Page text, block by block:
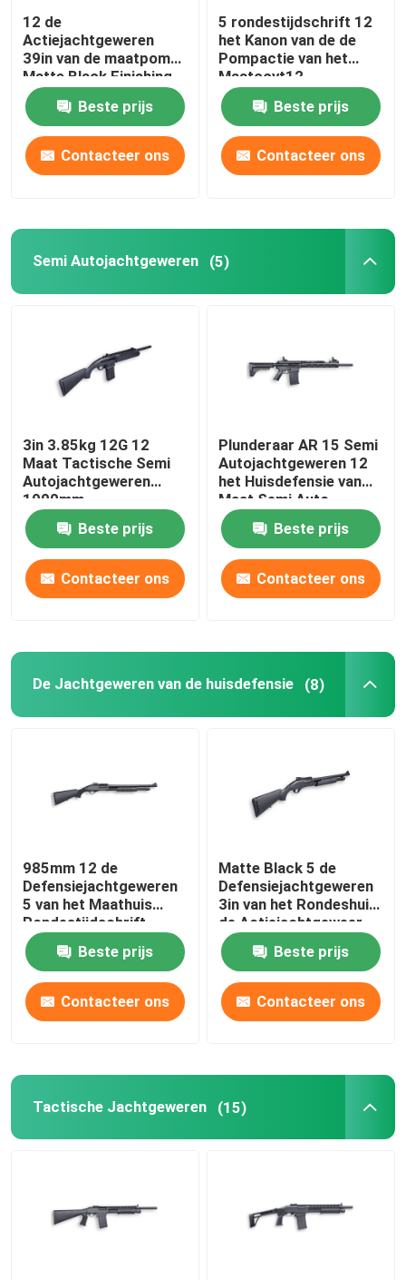
Producten
Fabriekstocht
Neem contact met ons op
Nieuws
Semi Autojachtgeweren
De Jachtgeweren van de huisdefensie
12 de
Actiejachtgeweren
39in van de maatpomp
Matte Black Finishing
Beste prijs
Contacteer ons
5 rondestijdschrift 12
het Kanon van de de
Pompactie van het
Maatccvt12
Jachtgeweer
Beste prijs
Contacteer ons
Semi Autojachtgeweren (5)
3in 3.85kg 12G 12
Maat Tactische Semi
Autojachtgeweren
1000mm
Beste prijs
Contacteer ons
Plunderaar AR 15 Semi
Autojachtgeweren 12
het Huisdefensie van
Maat Semi Auto
Tactische
Jachtgeweren
Beste prijs
Contacteer ons
De Jachtgeweren van de huisdefensie (8)
985mm 12 de
Defensiejachtgeweren
5 van het Maathuis
Rondestijdschrift
Beste prijs
Contacteer ons
Matte Black 5 de
Defensiejachtgeweren
3in van het Rondeshuis
de Actiejachtgeweer
van de Kamerpomp
Beste prijs
Contacteer ons
Tactische Jachtgeweren (15)